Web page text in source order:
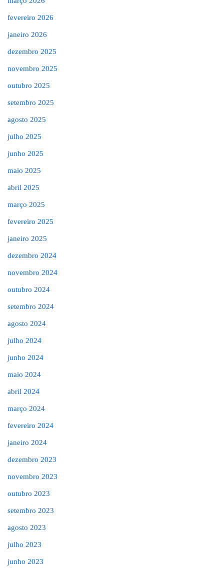
fevereiro 2026
janeiro 2026
dezembro 2025
novembro 2025
outubro 2025
setembro 2025
agosto 2025
julho 2025
junho 2025
maio 2025
abril 2025
março 2025
fevereiro 2025
janeiro 2025
dezembro 2024
novembro 2024
outubro 2024
setembro 2024
agosto 2024
julho 2024
junho 2024
maio 2024
abril 2024
março 2024
fevereiro 2024
janeiro 2024
dezembro 2023
novembro 2023
outubro 2023
setembro 2023
agosto 2023
julho 2023
junho 2023